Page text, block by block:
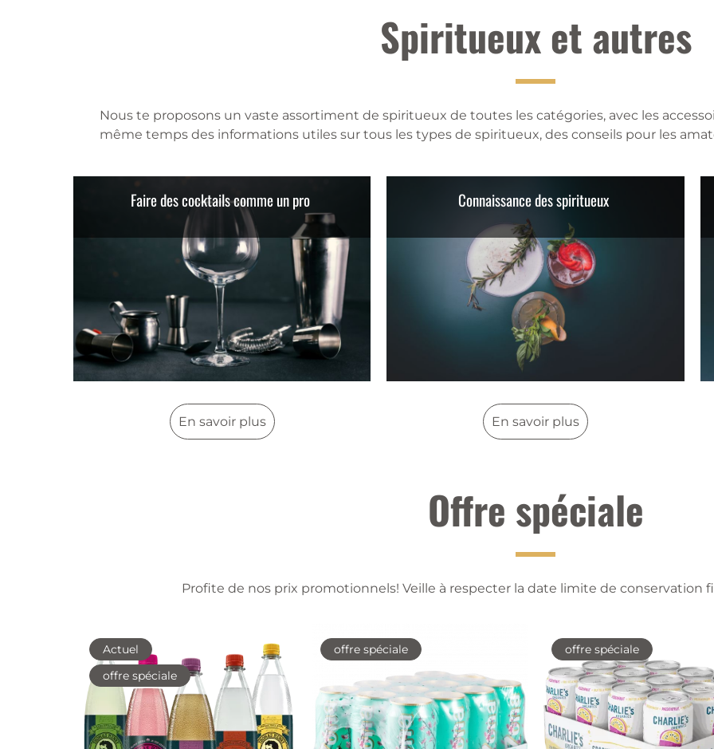
Spiritueux et autres
Nous te proposons un vaste assortiment de spiritueux de toutes les catégories, avec les
même temps des informations utiles sur tous les types de spiritueux, des conseils pour les
Faire des cocktails comme un pro Connaissance des spiritueux
En savoir plus En savoir plus
Offre spéciale
Profite de nos prix promotionnels! Veille à respecter la date limite de conservation
Actuel
offre spéciale
offre spéciale offre spéciale